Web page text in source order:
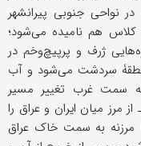
در نواحی جنوبی پیرانشهر
کلاس هم نامیده می‌شود؛
ژرف و پرپیچ‌و‌خم در
سردشت می‌شود و آب
سمت غرب تغییر مسیر
رود در مسیر خود حدود ۳۰ کمـ از مرز میان ایران و عراق را
مرزنه به سمت خاک عراق